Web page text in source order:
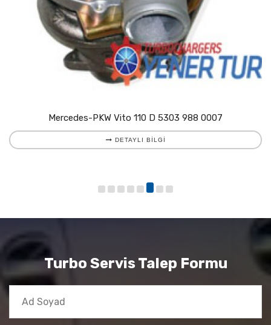
Mercedes-PKW Vito 110 D 5303 988 0007
DETAYLI BILGI
Turbo Servis Talep Formu